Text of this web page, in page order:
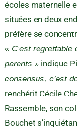
écoles maternelle
situées en deux
préfère se
« C’est regrettable
parents » indique
consensus, c’est
renchérit Cécile
Rassemble, son
Bouchet